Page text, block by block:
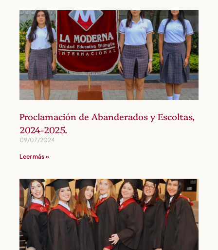
Proclamación de Abanderados y Escoltas,
2024-2025.
09/07/2024
Leer más »